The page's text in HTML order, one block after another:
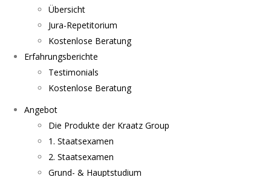
Übersicht
Jura-Repetitorium
Kostenlose Beratung
Erfahrungsberichte
Testimonials
Kostenlose Beratung
Angebot
Die Produkte der Kraatz Group
1. Staatsexamen
2. Staatsexamen
Grund- & Hauptstudium